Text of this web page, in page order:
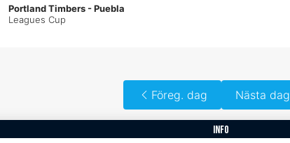
Portland Timbers -Puebla
Leagues Cup
Föreg. dag Nästa dag
info